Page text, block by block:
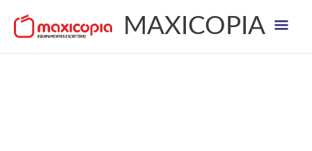
MAXICOPIA